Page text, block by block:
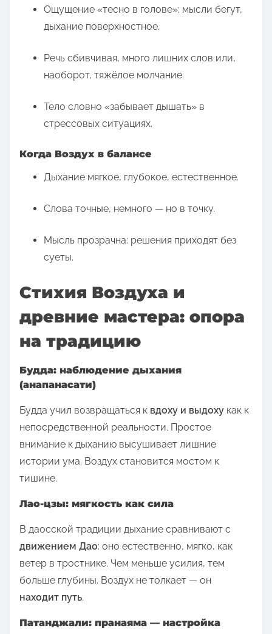
Ощущение «тесно в голове»: мысли бегут,
дыхание поверхностное.
Речь сбивчивая, много лишних слов или,
наоборот, тяжёлое молчание.
Тело словно «забывает дышать» в
стрессовых ситуациях.
Когда Воздух в балансе
Дыхание мягкое, глубокое, естественное.
Слова точные, немного — но в точку.
Мысль прозрачна: решения приходят без
суеты.
Стихия Воздуха и
древние мастера: опора
на традицию
Будда: наблюдение дыхания
(анапанасати)
Будда учил возвращаться к вдоху и выдоху как к
непосредственной реальности. Простое
внимание к дыханию высушивает лишние
истории ума. Воздух становится мостом к
тишине.
Лао‑цзы: мягкость как сила
В даосской традиции дыхание сравнивают с
движением Дао: оно естественно, мягко, как
ветер в тростнике. Чем меньше усилия, тем
больше глубины. Воздух не толкает — он
находит путь.
Патанджали: пранаяма — настройка